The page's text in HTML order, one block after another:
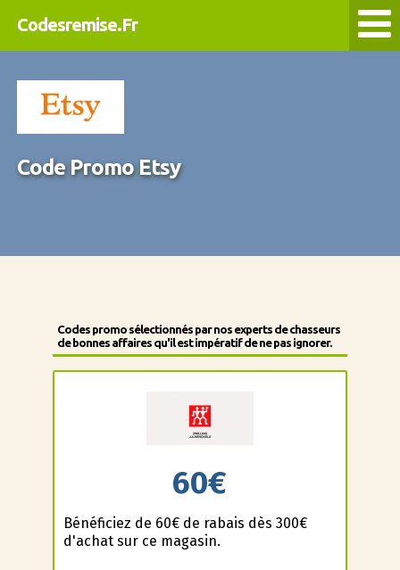
Codesremise.Fr
Code Promo Etsy
Codes promo sélectionnés par nos experts de chasseurs
de bonnes affaires qu'il est impératif de ne pas ignorer.
60€
Bénéficiez de 60€ de rabais dès 300€
d'achat sur ce magasin.